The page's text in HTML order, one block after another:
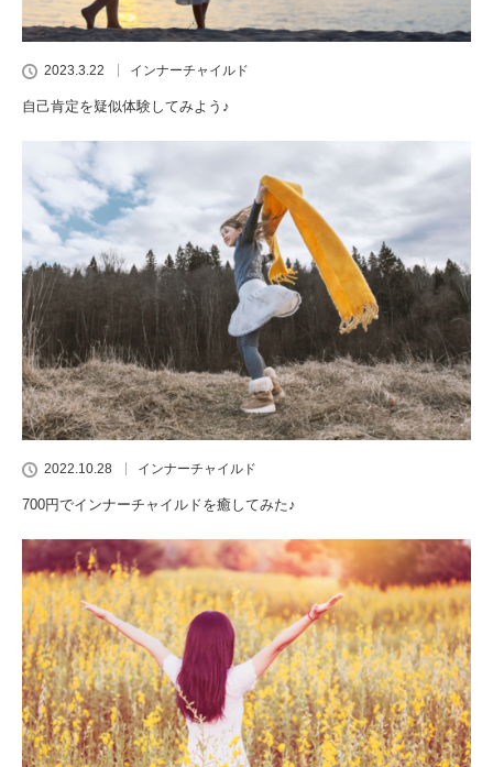
2023.3.22 インナーチャイルド
自己肯定を疑似体験してみよう♪
2022.10.28 インナーチャイルド
700円でインナーチャイルドを癒してみた♪